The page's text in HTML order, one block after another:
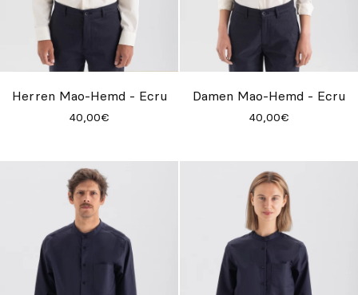
Herren Mao-Hemd - Ecru
40,00€
Damen Mao-Hemd - Ecru
40,00€